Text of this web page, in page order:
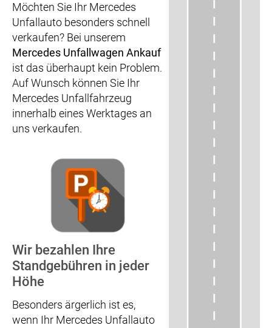
Möchten Sie Ihr Mercedes
Unfallauto besonders schnell
verkaufen? Bei unserem
Mercedes Unfallwagen Ankauf
ist das überhaupt kein Problem.
Auf Wunsch können Sie Ihr
Mercedes Unfallfahrzeug
innerhalb eines Werktages an
uns verkaufen.
Wir bezahlen Ihre
Standgebühren in jeder
Höhe
Besonders ärgerlich ist es,
wenn Ihr Mercedes Unfallauto